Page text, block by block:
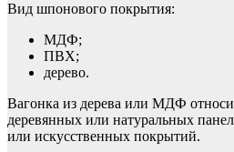
Вид шпонового покрытия:
МДФ;
ПВХ;
дерево.
Вагонка из дерева или МДФ
деревянных или натуральных
или искусственных покрытий.